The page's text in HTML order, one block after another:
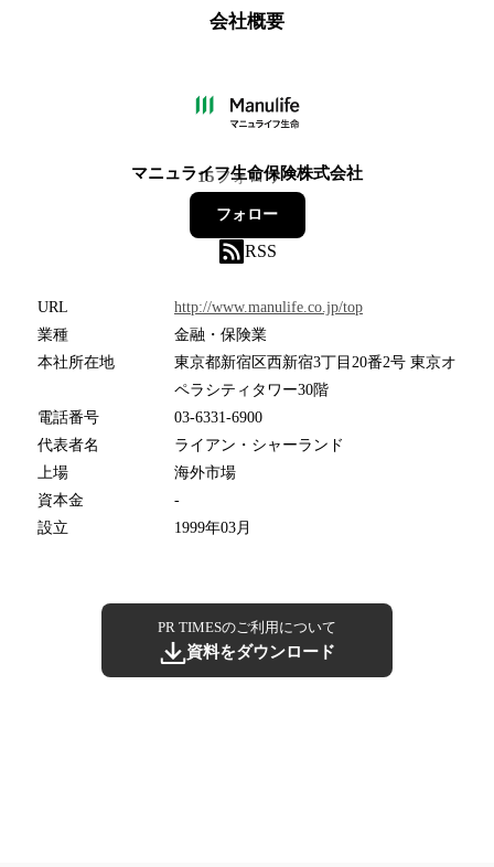
会社概要
マニュライフ生命保険株式会社
15フォロワー
フォロー
RSS
URL
http://www.manulife.co.jp/top
業種
金融・保険業
本社所在地
東京都新宿区西新宿3丁目20番2号 東京オ
ペラシティタワー30階
電話番号
03-6331-6900
代表者名
ライアン・シャーランド
上場
海外市場
資本金
-
設立
1999年03月
PR TIMESのご利用について
資料をダウンロード